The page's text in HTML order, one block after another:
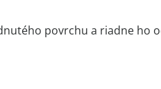
povrchu a riadne ho